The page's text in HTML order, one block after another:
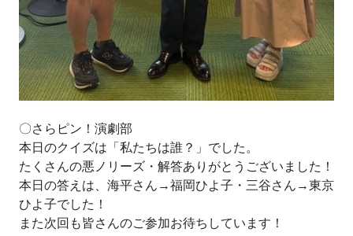
〇さらピン！演劇部
本日のクイズは「私たちは誰？」でした。
たくさんの悪ノリーズ・解答ありがとうございました！
本日の答えは、海平さん→福岡ひよ子・三谷さん→東京
ひよ子でした！
また次回も皆さんのご参加お待ちしています！